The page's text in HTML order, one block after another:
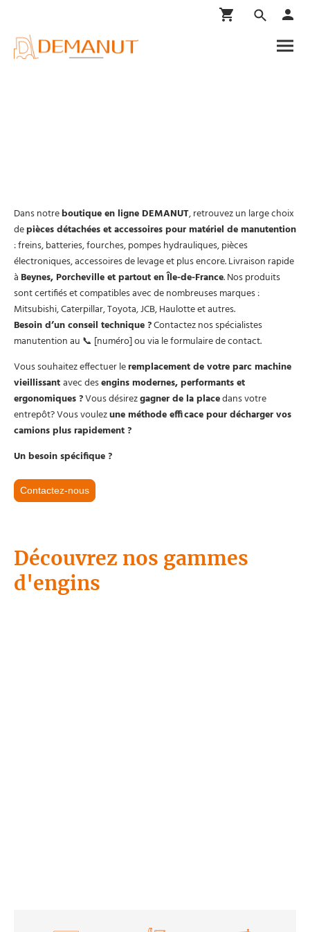
Dans notreboutique en ligne DEMANUT, retrouvez un large choix
depièces détachées et accessoires pour matériel de manutention
: freins, batteries, fourches, pompes hydrauliques, pièces
électroniques, accessoires de levage et plus encore. Livraison rapide
à Beynes, Porcheville et partout en Île-de-France. Nos produits
sont certifiés et compatibles avec de nombreuses marques :
Mitsubishi, Caterpillar, Toyota, JCB, Haulotte et autres.
Besoin d’un conseil technique ?Contactez nos spécialistes
manutention au 📞 [numéro] ou via le formulaire de contact.
Vous souhaitez effectuer leremplacement de votre parc machine
vieillissantavec desengins modernes, performants et
ergonomiques ?Vous désirezgagner de la placedans votre
entrepôt? Vous voulezune méthode efficace pour décharger vos
camions plus rapidement ?
Un besoin spécifique ?
Contactez-nous
Découvrez nos gammes
d'engins